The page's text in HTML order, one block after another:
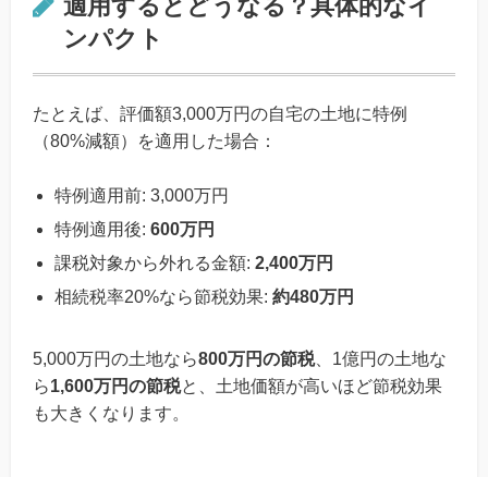
適用するとどうなる？具体的なイ
ンパクト
たとえば、評価額3,000万円の自宅の土地に特例
（80%減額）を適用した場合：
特例適用前: 3,000万円
特例適用後: 600万円
課税対象から外れる金額: 2,400万円
相続税率20%なら節税効果: 約480万円
5,000万円の土地なら800万円の節税、1億円の土地な
ら1,600万円の節税と、土地価額が高いほど節税効果
も大きくなります。